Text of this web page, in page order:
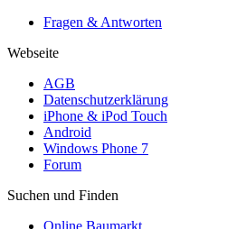
Fragen & Antworten
Webseite
AGB
Datenschutzerklärung
iPhone & iPod Touch
Android
Windows Phone 7
Forum
Suchen und Finden
Online Baumarkt